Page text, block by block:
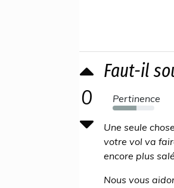
0
Faut-il
Pertinence
57%
Une seule
votre vol va
encore plus
Nous vous